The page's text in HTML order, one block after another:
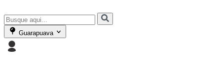
Guarapuava